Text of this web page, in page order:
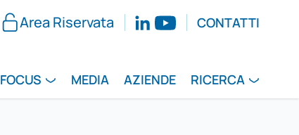
Area Riservata CONTATTI
FOCUS MEDIA AZIENDE RICERCA